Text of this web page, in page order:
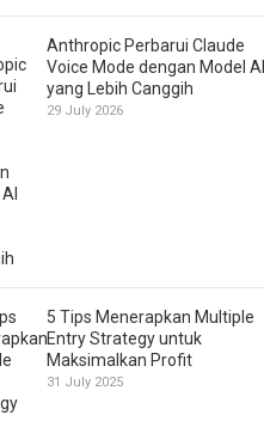
Anthropic Perbarui Claude
Voice Mode dengan Model AI
yang Lebih Canggih
29 July 2026
5 Tips Menerapkan Multiple
Entry Strategy untuk
Maksimalkan Profit
31 July 2025